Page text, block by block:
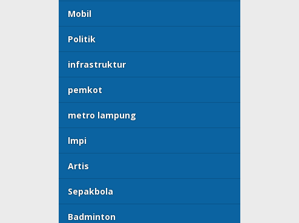
Mobil
Politik
infrastruktur
pemkot
metro lampung
lmpi
Artis
Sepakbola
Badminton